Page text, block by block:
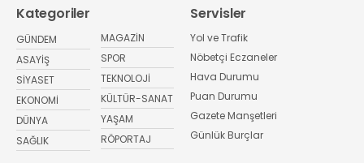
Kategoriler
GÜNDEM
ASAYİŞ
SİYASET
EKONOMİ
DÜNYA
SAĞLIK
MAGAZİN
SPOR
TEKNOLOJİ
KÜLTÜR-SANAT
YAŞAM
RÖPORTAJ
Servisler
Yol ve Trafik
Nöbetçi Eczaneler
Hava Durumu
Puan Durumu
Gazete Manşetleri
Günlük Burçlar